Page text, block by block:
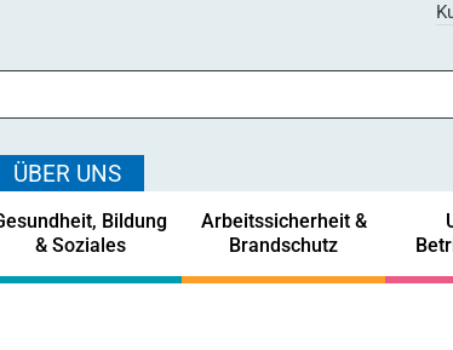
ÜBER UNS
Bildung
& Soziales
Arbeitssicherheit &
Brandschutz